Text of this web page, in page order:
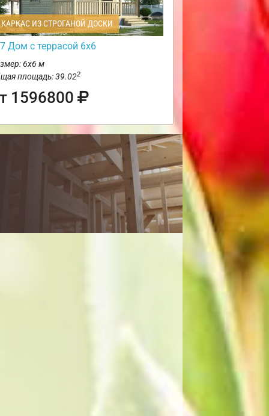
ИЗ СТРОГАНОЙ ДОСКИ
Дом с террасой 6х6
6х6 м
площадь: 39.022
1596800